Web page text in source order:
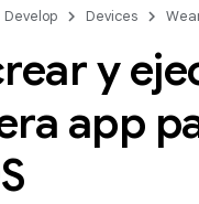
Develop Devices
y
app